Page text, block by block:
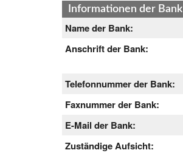
Informationen der Bank
Name der Bank:
Anschrift der Bank:
Telefonnummer der Bank:
Faxnummer der Bank:
E-Mail der Bank:
Zuständige Aufsicht: